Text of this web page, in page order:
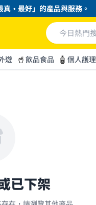
最好」的產品與服務。
遊 🥤 飲品食品 🧴 個人護理
已下架